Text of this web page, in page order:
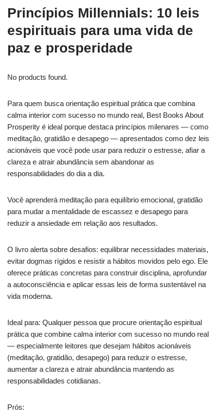
Princípios Millennials: 10 leis
espirituais para uma vida de
paz e prosperidade
No products found.
Para quem busca orientação espiritual prática que combina
calma interior com sucesso no mundo real, Best Books About
Prosperity é ideal porque destaca princípios milenares — como
meditação, gratidão e desapego — apresentados como dez leis
acionáveis que você pode usar para reduzir o estresse, afiar a
clareza e atrair abundância sem abandonar as
responsabilidades do dia a dia.
Você aprenderá meditação para equilíbrio emocional, gratidão
para mudar a mentalidade de escassez e desapego para
reduzir a ansiedade em relação aos resultados.
O livro alerta sobre desafios: equilibrar necessidades materiais,
evitar dogmas rígidos e resistir a hábitos movidos pelo ego. Ele
oferece práticas concretas para construir disciplina, aprofundar
a autoconsciência e aplicar essas leis de forma sustentável na
vida moderna.
Ideal para: Qualquer pessoa que procure orientação espiritual
prática que combine calma interior com sucesso no mundo real
— especialmente leitores que desejam hábitos acionáveis
(meditação, gratidão, desapego) para reduzir o estresse,
aumentar a clareza e atrair abundância mantendo as
responsabilidades cotidianas.
Prós: